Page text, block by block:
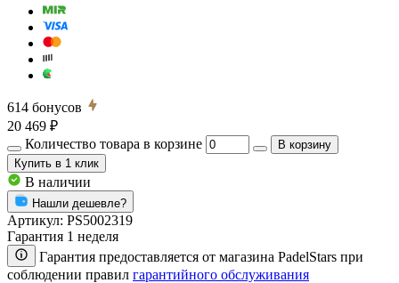
614 бонусов
20 469 ₽
Количество товара в корзине
В корзину
Купить в 1 клик
В наличии
Нашли дешевле?
Артикул: PS5002319
Гарантия 1 неделя
Гарантия предоставляется от магазина PadelStars при
соблюдении правил гарантийного обслуживания